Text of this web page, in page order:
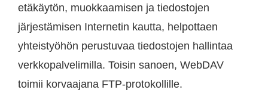
etäkäytön, muokkaamisen ja tiedostojen
järjestämisen Internetin kautta, helpottaen
yhteistyöhön perustuvaa tiedostojen hallintaa
verkkopalvelimilla. Toisin sanoen, WebDAV
toimii korvaajana FTP-protokollille.